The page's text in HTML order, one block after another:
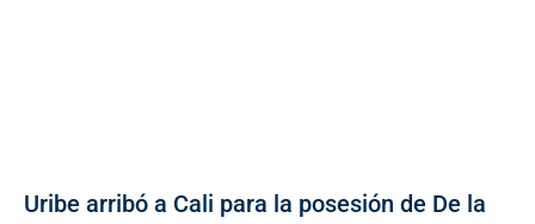
Uribe arribó a Cali para la posesión de De la